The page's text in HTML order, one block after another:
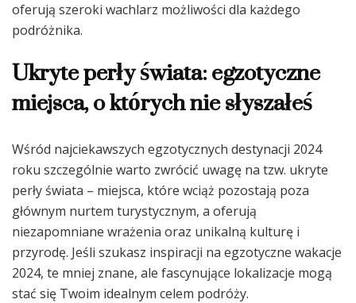
oferują szeroki wachlarz możliwości dla każdego
podróżnika.
Ukryte perły świata: egzotyczne
miejsca, o których nie słyszałeś
Wśród najciekawszych egzotycznych destynacji 2024
roku szczególnie warto zwrócić uwagę na tzw. ukryte
perły świata – miejsca, które wciąż pozostają poza
głównym nurtem turystycznym, a oferują
niezapomniane wrażenia oraz unikalną kulturę i
przyrodę. Jeśli szukasz inspiracji na egzotyczne wakacje
2024, te mniej znane, ale fascynujące lokalizacje mogą
stać się Twoim idealnym celem podróży.